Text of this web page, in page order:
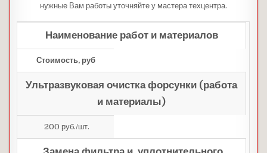
нужные Вам работы уточняйте у мастера техцентра.
Наименование работ и материалов
Стоимость, руб
Ультразвуковая очистка форсунки (работа
и материалы)
200 руб./шт.